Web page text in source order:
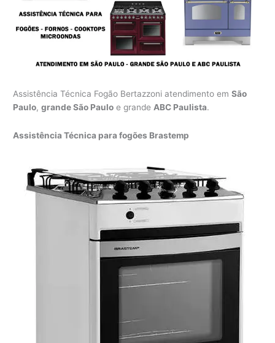
Assistência Técnica Fogão Bertazzoni atendimento emSão
Paulo,grande São Paulo e grandeABC Paulista.
Assistência Técnica para fogões Brastemp